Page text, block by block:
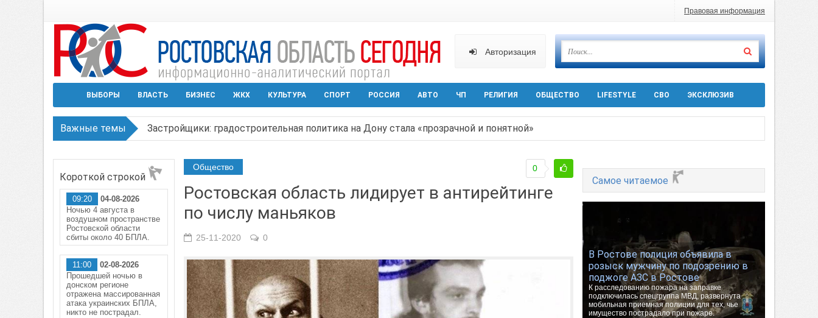
Правовая информация
Авторизация
ВЫБОРЫ ВЛАСТЬ БИЗНЕС ЖКХ КУЛЬТУРА СПОРТ РОССИЯ АВТО ЧП РЕЛИГИЯ ОБЩЕСТВО LIFESTYLE СВО ЭКСКЛЮЗИВ
Важные темы Застройщики: градостроительная политика на Дону стала «прозрачной и понятной»
В Чеховской библиотеке Таганрога открылась выставка посткроссинга
В Ростове задержан подозреваемый в ночном поджоге — сгорела АЗС и около двух десятков машин
Среди детей, ставших жертвами вражеской атаки в Геленжике, два малыша из Шахт
Общество
Ростовская область лидирует в антирейтинге
по числу маньяков
0
25-11-2020 0
Самое читаемое
В Ростове полиция объявила в
розыск мужчину по подозрению в
поджоге АЗС в Ростове
К расследованию пожара на заправке
подключилась спецгруппа МВД, развернута
мобильная приемная полиции для тех, чье
имущество пострадало при пожаре.
Короткой строкой
09:20
04-08-2026
Ночью 4 августа в
воздушном пространстве
Ростовской области
сбиты около 40 БПЛА.
11:00
02-08-2026
Прошедшей ночью в
донском регионе
отражена массированная
атака украинских БПЛА,
никто не пострадал.